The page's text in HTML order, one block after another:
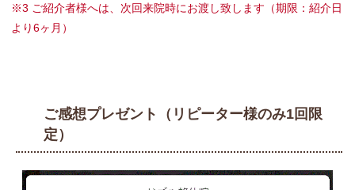
※3 ご紹介者様へは、次回来院時にお渡し致します（期限：紹介日
より6ヶ月）
ご感想プレゼント（リピーター様のみ1回限
定）